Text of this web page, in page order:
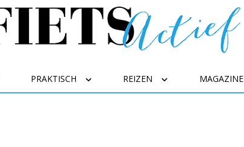
PRAKTISCH REIZEN MAGAZINE